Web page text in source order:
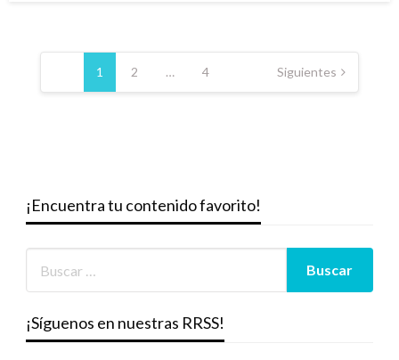
Paginación
entradas
1 2 … 4 Siguientes
¡Encuentra tu contenido favorito!
¡Síguenos en nuestras RRSS!